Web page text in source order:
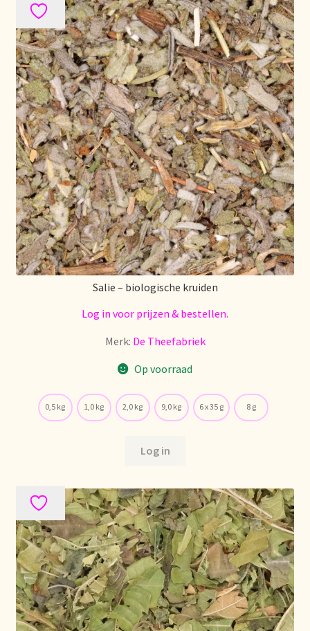
We zijn verhuisd!
Webwinkel
Welcome to our Tea Wholesale business!
Willkommen in unserem Teegroßhandel!
Winkelwagen
Salie – biologische kruiden
Log in voor prijzen & bestellen.
Merk: De Theefabriek
Op voorraad
0,5 kg 1,0 kg 2,0 kg 9,0 kg 6 x 35 g 8 g
Log in